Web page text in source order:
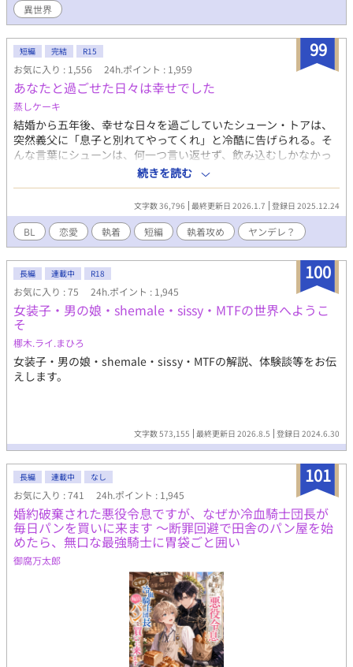
に、説明に近い文が多いと思います。どうか飽きずに読んで頂け
ると幸いです。 ※「小説家になろう」にも数話遅れて投稿してい
異世界
99
短編 完結 R15
お気に入り : 1,556 24h.ポイント : 1,959
あなたと過ごせた日々は幸せでした
蒸しケーキ
結婚から五年後、幸せな日々を過ごしていたシューン・トアは、
突然義父に「息子と別れてやってくれ」と冷酷に告げられる。そ
んな言葉にシューンは、何一つ言い返せず、飲み込むしかなかっ
た。そして、夫であるアインス・キールに離婚を切り出すが、ア
インスがそう簡単にシューンを手離す訳もなく......。
続きを読む
文字数 36,796 最終更新日 2026.1.7 登録日 2025.12.24
BL 恋愛 執着 短編 執着攻め ヤンデレ？
100
長編 連載中 R18
お気に入り : 75 24h.ポイント : 1,945
女装子・男の娘・shemale・sissy・MTFの世界へようこ
そ
梛木.ライ.まひろ
女装子・男の娘・shemale・sissy・MTFの解説、体験談等をお伝
えします。
文字数 573,155 最終更新日 2026.8.5 登録日 2024.6.30
101
長編 連載中 なし
お気に入り : 741 24h.ポイント : 1,945
婚約破棄された悪役令息ですが、なぜか冷血騎士団長が
毎日パンを買いに来ます 〜断罪回避で田舎のパン屋を始
めたら、無口な最強騎士に胃袋ごと囲い
御腐万太郎